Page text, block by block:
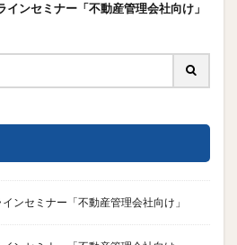
ンセミナー「不動産管理会社向け」
ンセミナー「不動産管理会社向け」